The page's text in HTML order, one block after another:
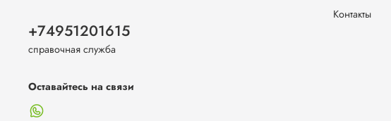
Контакты
+74951201615
справочная служба
Оставайтесь на связи